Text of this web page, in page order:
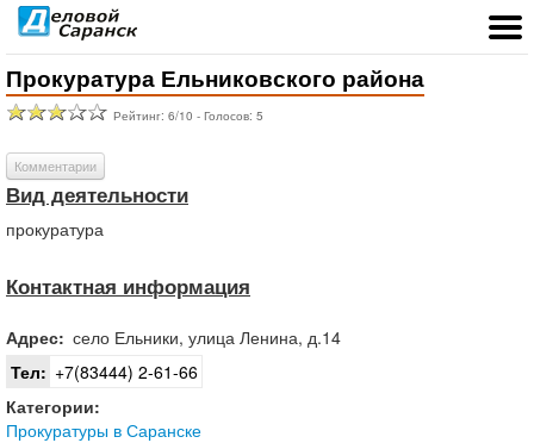
Прокуратура Ельниковского района
Рейтинг: 6/10 - Голосов: 5
Комментарии
Вид деятельности
прокуратура
Контактная информация
Адрес: село Ельники, улица Ленина, д.14
Тел: +7(83444) 2-61-66
Категории:
Прокуратуры в Саранске